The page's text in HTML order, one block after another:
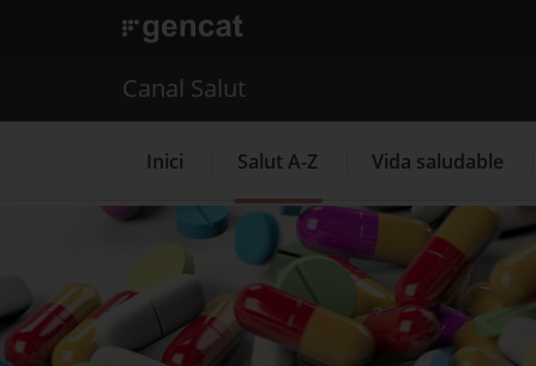
. Obre en una nova finestra.
La Meva Salut
Canal Salut
Inici Salut A-Z Vida saludable
. Obre en una nova finestra.